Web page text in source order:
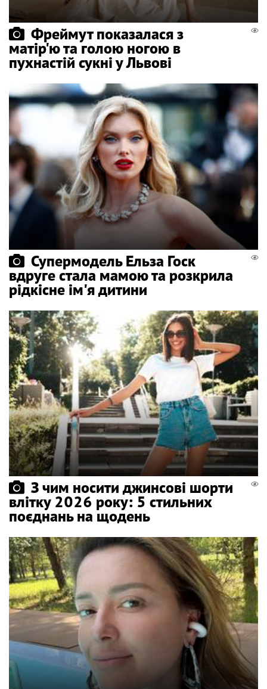
Фреймут показалася з
матір'ю та голою ногою в
пухнастій сукні у Львові
Супермодель Ельза Госк
вдруге стала мамою та розкрила
рідкісне ім'я дитини
З чим носити джинсові шорти
влітку 2026 року: 5 стильних
поєднань на щодень